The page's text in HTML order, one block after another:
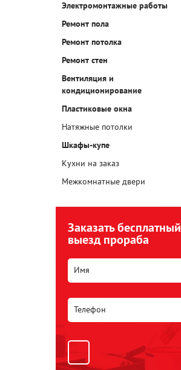
Электромонтажные работы
Ремонт пола
Ремонт потолка
Ремонт стен
Вентиляция и
кондиционирование
Пластиковые окна
Натяжные потолки
Шкафы-купе
Кухни на заказ
Межкомнатные двери
Заказать бесплатный
выезд прораба